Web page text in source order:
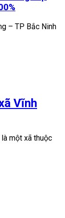
– TP Bắc Ninh
Vĩnh
một xã thuộc